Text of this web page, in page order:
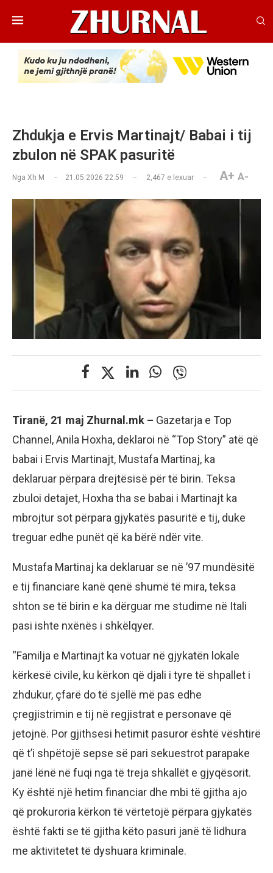
Zhdukja e Ervis Martinajt/ Babai i tij
zbulon në SPAK pasuritë
Nga Xh M 21.05.2026 22:59 2,467 e lexuar A+ A-
Tiranë, 21 maj Zhurnal.mk – Gazetarja e Top
Channel, Anila Hoxha, deklaroi në “Top Story” atë që
babai i Ervis Martinajt, Mustafa Martinaj, ka
deklaruar përpara drejtësisë për të birin. Teksa
zbuloi detajet, Hoxha tha se babai i Martinajt ka
mbrojtur sot përpara gjykatës pasuritë e tij, duke
treguar edhe punët që ka bërë ndër vite.
Mustafa Martinaj ka deklaruar se në ’97 mundësitë
e tij financiare kanë qenë shumë të mira, teksa
shton se të birin e ka dërguar me studime në Itali
pasi ishte nxënës i shkëlqyer.
“Familja e Martinajt ka votuar në gjykatën lokale
kërkesë civile, ku kërkon që djali i tyre të shpallet i
zhdukur, çfarë do të sjellë më pas edhe
çregjistrimin e tij në regjistrat e personave që
jetojnë. Por gjithsesi hetimit pasuror është vështirë
që t’i shpëtojë sepse së pari sekuestrot parapake
janë lënë në fuqi nga të treja shkallët e gjyqësorit.
Ky është një hetim financiar dhe mbi të gjitha ajo
që prokuroria kërkon të vërtetojë përpara gjykatës
është fakti se të gjitha këto pasuri janë të lidhura
me aktivitetet të dyshuara kriminale.